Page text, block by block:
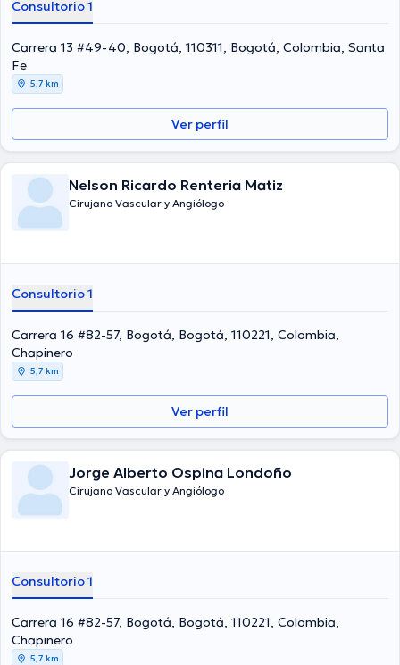
Adicionalmente, él se ha desempeñado como miembro de diversas
asociaciones médicas. Mauricio Eugenio Montes Swanson ha
compartido en múltiples conferencias con miras a tener una
formación continua en su disciplina de especialización y ha
anunciado diferentes artículos. Para finalizar, el médico puede
hablar Español en su consultorio.
Consultorio 1
Carrera 13 #49-40, Bogotá, 110311, Bogotá, Colombia, Santa
Fe
5,7 km
Ver perfil
Nelson Ricardo Renteria Matiz
Cirujano Vascular y Angiólogo
Consultorio 1
Carrera 16 #82-57, Bogotá, Bogotá, 110221, Colombia,
Chapinero
5,7 km
Ver perfil
Jorge Alberto Ospina Londoño
Cirujano Vascular y Angiólogo
Consultorio 1
Carrera 16 #82-57, Bogotá, Bogotá, 110221, Colombia,
Chapinero
5,7 km